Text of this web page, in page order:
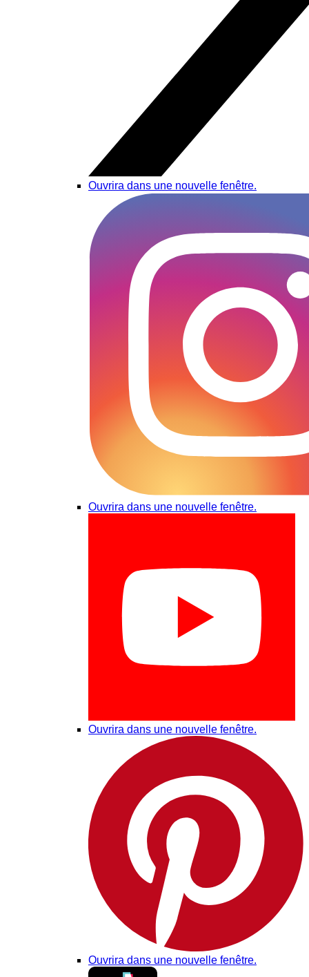
Ouvrira dans une nouvelle fenêtre.
Ouvrira dans une nouvelle fenêtre.
Ouvrira dans une nouvelle fenêtre.
Ouvrira dans une nouvelle fenêtre.